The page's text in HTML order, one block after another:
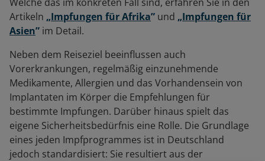
Artikeln „Impfungen für Afrika” und „Impfungen für
Asien” im Detail.
Neben dem Reiseziel beeinflussen auch
Vorerkrankungen, regelmäßig einzunehmende
Medikamente, Allergien und das Vorhandensein von
Implantaten im Körper die Empfehlungen für
bestimmte Impfungen. Darüber hinaus spielt das
eigene Sicherheitsbedürfnis eine Rolle. Die Grundlage
eines jeden Impfprogrammes ist in Deutschland
jedoch standardisiert: Sie resultiert aus der